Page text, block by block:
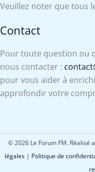
Veuillez noter que tous
Contact
Pour toute question ou
nous contacter :
pour vous aider à
approfondir votre
© 2026 Le Forum FM. Réalisé
légales | Politique de